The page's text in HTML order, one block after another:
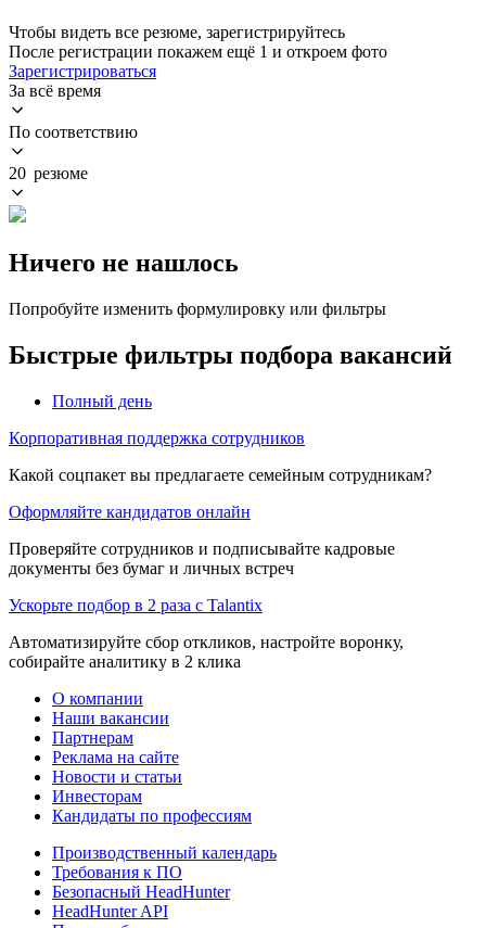
Чтобы видеть все резюме, зарегистрируйтесь
После регистрации покажем ещё 1 и откроем фото
Зарегистрироваться
За всё время
По соответствию
20 резюме
Ничего не нашлось
Попробуйте изменить формулировку или фильтры
Быстрые фильтры подбора вакансий
Полный день
Корпоративная поддержка сотрудников
Какой соцпакет вы предлагаете семейным сотрудникам?
Оформляйте кандидатов онлайн
Проверяйте сотрудников и подписывайте кадровые
документы без бумаг и личных встреч
Ускорьте подбор в 2 раза с Talantix
Автоматизируйте сбор откликов, настройте воронку,
собирайте аналитику в 2 клика
О компании
Наши вакансии
Партнерам
Реклама на сайте
Новости и статьи
Инвесторам
Кандидаты по профессиям
Производственный календарь
Требования к ПО
Безопасный HeadHunter
HeadHunter API